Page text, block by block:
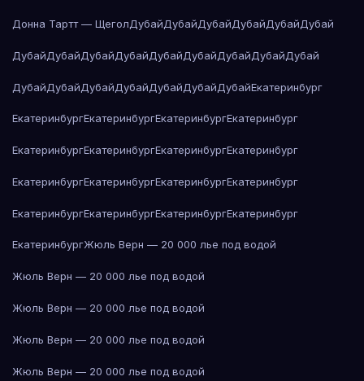
Донна Тартт — ЩеголДубайДубайДубайДубайДубайДубай
ДубайДубайДубайДубайДубайДубайДубайДубайДубай
ДубайДубайДубайДубайДубайДубайДубайЕкатеринбург
ЕкатеринбургЕкатеринбургЕкатеринбургЕкатеринбург
ЕкатеринбургЕкатеринбургЕкатеринбургЕкатеринбург
ЕкатеринбургЕкатеринбургЕкатеринбургЕкатеринбург
ЕкатеринбургЕкатеринбургЕкатеринбургЕкатеринбург
ЕкатеринбургЖюль Верн — 20 000 лье под водой
Жюль Верн — 20 000 лье под водой
Жюль Верн — 20 000 лье под водой
Жюль Верн — 20 000 лье под водой
Жюль Верн — 20 000 лье под водой